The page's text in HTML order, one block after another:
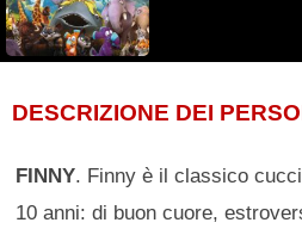
DESCRIZIONE DEI
FINNY. Finny è il classico
10 anni: di buon cuore,